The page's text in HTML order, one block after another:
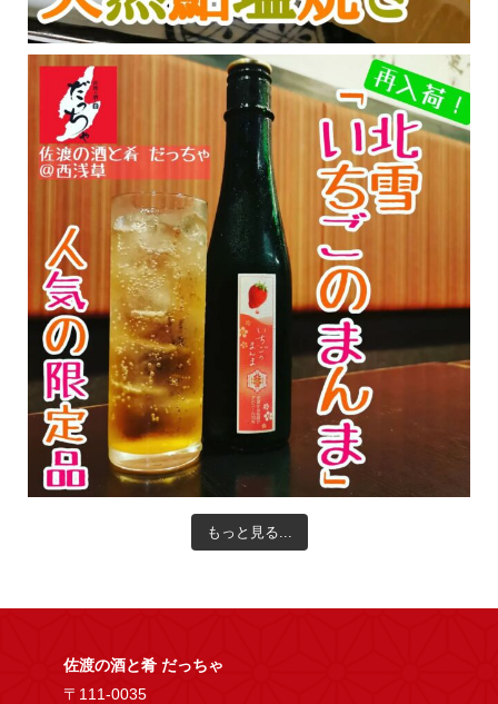
もっと見る...
佐渡の酒と肴 だっちゃ
〒111-0035